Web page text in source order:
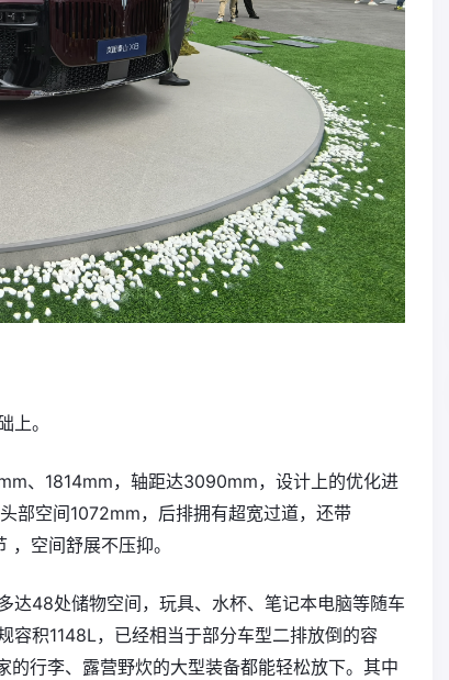
上。
、1814mm，轴距达3090mm，设计上的优化进
部空间1072mm，后排拥有超宽过道，还带
空间舒展不压抑。
达48处储物空间，玩具、水杯、笔记本电脑等随车
容积1148L，已经相当于部分车型二排放倒的容
行李、露营野炊的大型装备都能轻松放下。其中